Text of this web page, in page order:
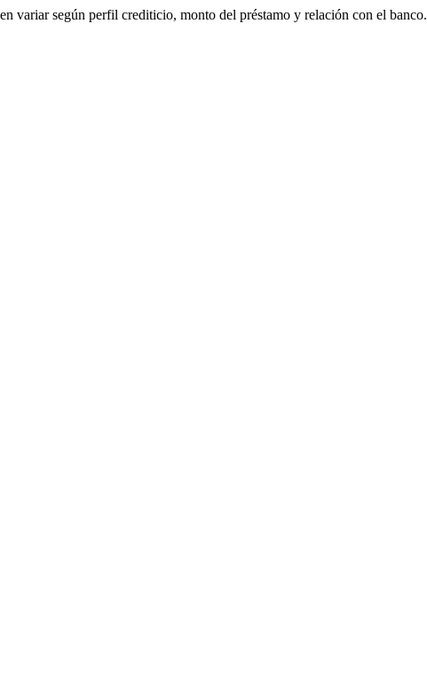
variar según perfil crediticio, monto del préstamo y relación con el